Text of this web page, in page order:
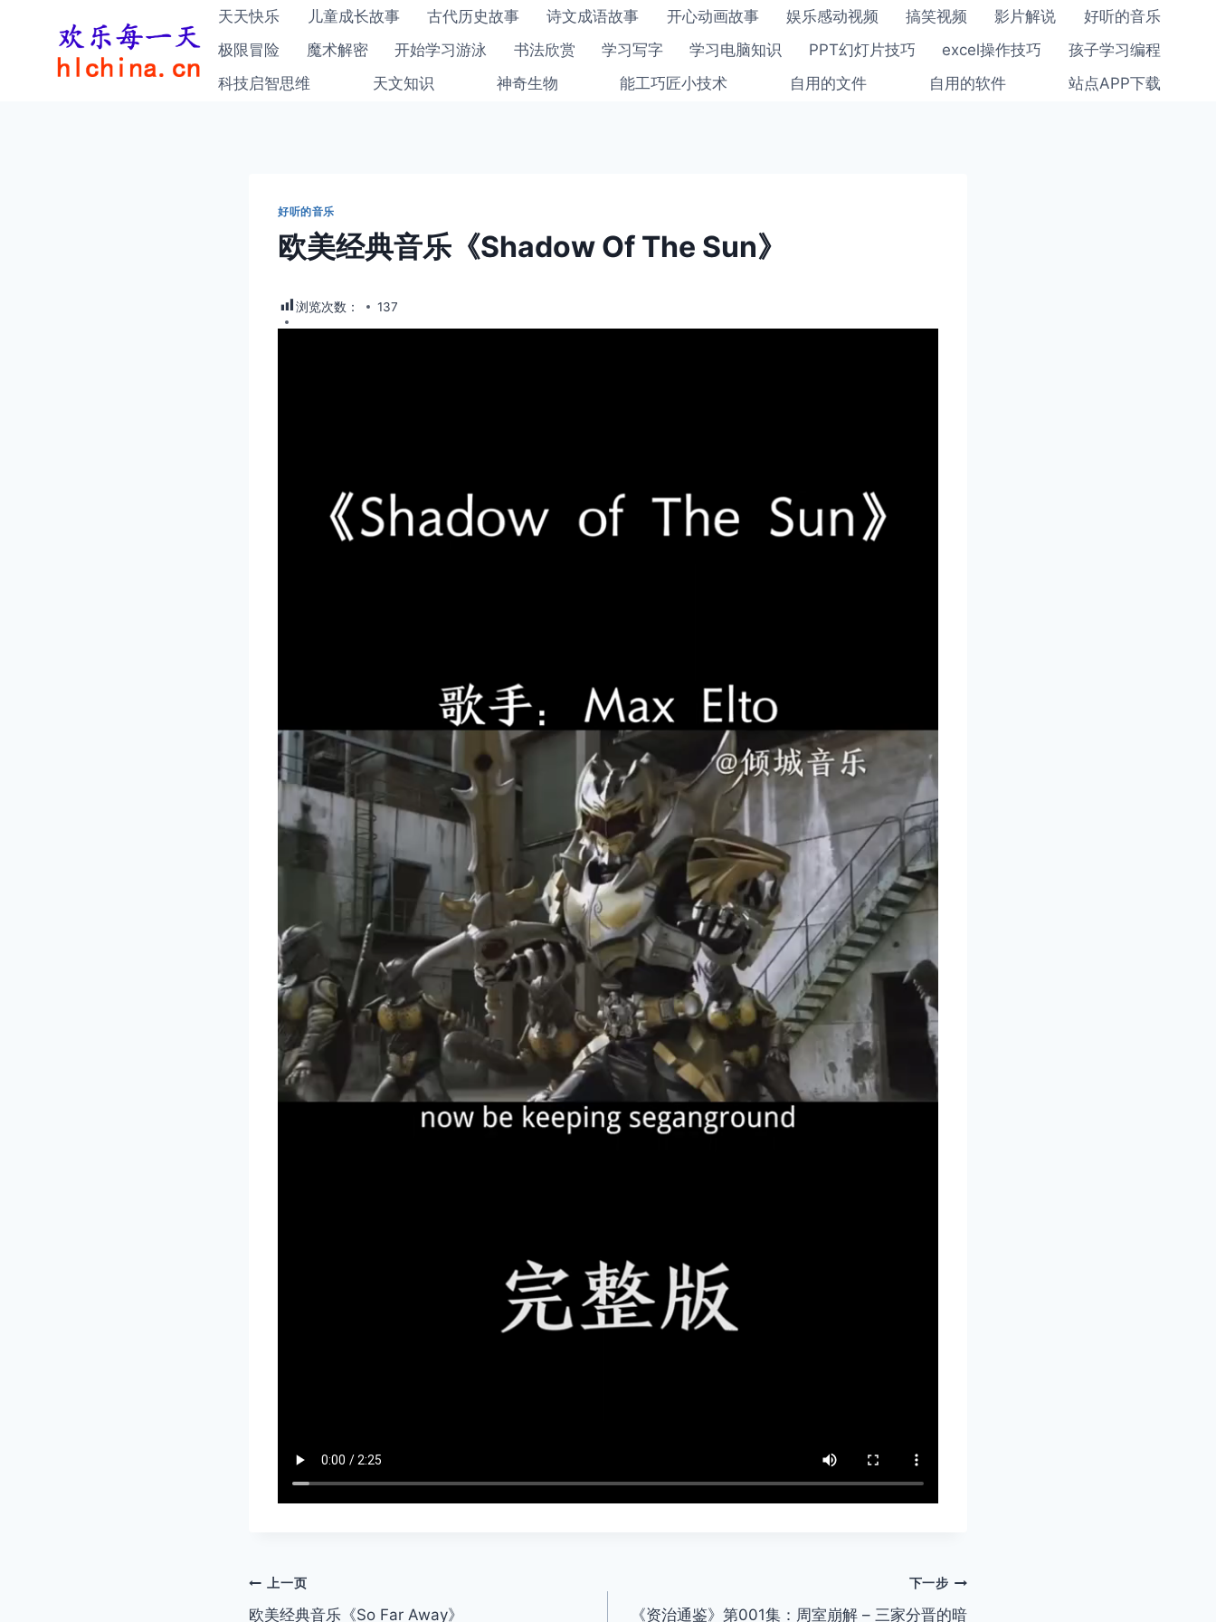
天天快乐 儿童成长故事 古代历史故事 诗文成语故事 开心动画故事 娱乐感动视频 搞笑视频 影片解说
好听的音乐
极限冒险
魔术解密 开始学习游泳 书法欣赏 学习写字 学习电脑知识 PPT幻灯片技巧 excel操作技巧
孩子学习编程
科技启智思维
天文知识 神奇生物 能工巧匠小技术 自用的文件 自用的软件 站点APP下载
好听的音乐
欧美经典音乐《Shadow Of The Sun》
浏览次数： 137
文上一页
欧美经典音乐《So Far Away》
下一步
《资治通鉴》第001集：周室崩解 – 三家分晋的暗